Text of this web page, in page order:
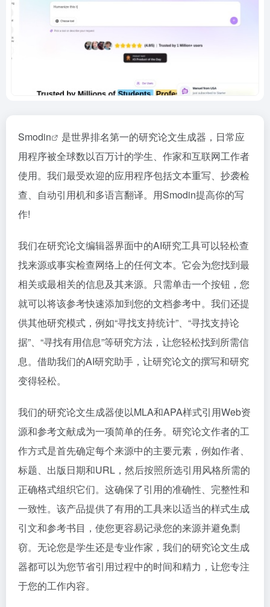
Smodin
是世界排名第一的研究论文生成器，日常应
用程序被全球数以百万计的学生、作家和互联网工作者
使用。我们最受欢迎的应用程序包括文本重写、抄袭检
查、自动引用机和多语言翻译。用Smodin提高你的写
作!
我们在研究论文编辑器界面中的AI研究工具可以轻松查
找来源或事实检查网络上的任何文本。它会为您找到最
相关或最相关的信息及其来源。只需单击一个按钮，您
就可以将该参考快速添加到您的文档参考中。我们还提
供其他研究模式，例如“寻找支持统计”、“寻找支持论
据”、“寻找有用信息”等研究方法，让您轻松找到所需信
息。借助我们的AI研究助手，让研究论文的撰写和研究
变得轻松。
我们的研究论文生成器使以MLA和APA样式引用Web资
源和参考文献成为一项简单的任务。研究论文作者的工
作方式是首先确定每个来源中的主要元素，例如作者、
标题、出版日期和URL，然后按照所选引用风格所需的
正确格式组织它们。这确保了引用的准确性、完整性和
一致性。该产品提供了有用的工具来以适当的样式生成
引文和参考书目，使您更容易记录您的来源并避免剽
窃。无论您是学生还是专业作家，我们的研究论文生成
器都可以为您节省引用过程中的时间和精力，让您专注
于您的工作内容。